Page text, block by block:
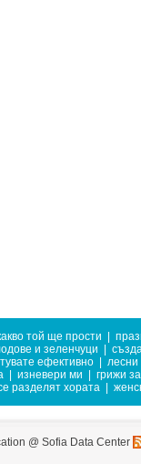
той ще прости
и зеленчуци
ефективно
лесни
изневери ми
грижи
разделят хората
@ Sofia Data Center